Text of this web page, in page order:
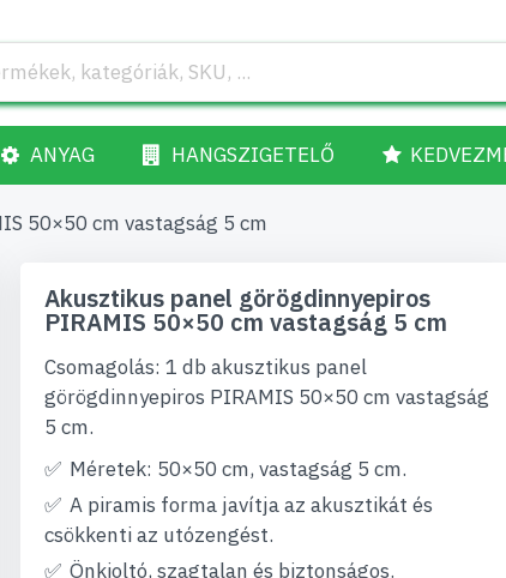
ANYAG HANGSZIGETELŐ
50×50 cm vastagság 5 cm
Akusztikus panel görögdinnyepiros
PIRAMIS 50×50 cm vastagság 5 cm
Csomagolás: 1 db akusztikus panel
görögdinnyepiros PIRAMIS 50×50 cm vastagság
5 cm.
Méretek: 50×50 cm, vastagság 5 cm.
A piramis forma javítja az akusztikát és
csökkenti az utózengést.
Önkioltó, szagtalan és biztonságos.